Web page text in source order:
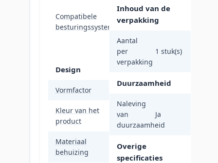
Compatibele
besturingssystemen
7, 8, 8.1, 10, 11,
Mac OS X 10.6 or
later, Linux
Kernel 2.6 or
later
Design
Vormfactor
Kleur van het
product
Zwart
Materiaal
behuizing
Metaal
Inhoud van de
verpakking
Aantal
per
verpakking
1 stuk(s)
Duurzaamheid
Naleving
van
duurzaamheid
Ja
Overige
specificaties